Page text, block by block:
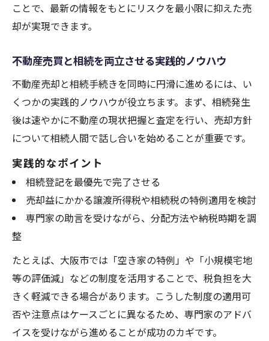
ことで、最新の情報をもとにリスクを最小限に抑えた売
却が実現できます。
不動産売買と相続を両立させる実践的ノウハウ
不動産売却と相続手続きを同時に円滑に進めるには、い
くつかの実践的ノウハウが役立ちます。まず、相続発生
後は速やかに不動産の現状把握と査定を行い、売却方針
について相続人間で話し合いを始めることが重要です。
実践的なポイント
相続登記を最優先で完了させる
売却益にかかる譲渡所得税や相続税の特例適用を検討
専門家の助言を受けながら、分配方法や納税時期を調
整
たとえば、大阪市では「空き家の特例」や「小規模宅地
等の評価減」などの制度を活用することで、税負担を大
きく軽減できる場合があります。こうした制度の適用可
否や注意点はケースごとに異なるため、専門家のアドバ
イスを受けながら進めることが成功のカギです。